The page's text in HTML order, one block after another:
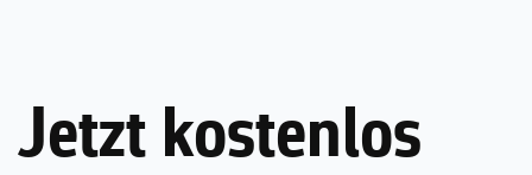
Jetzt kostenlos